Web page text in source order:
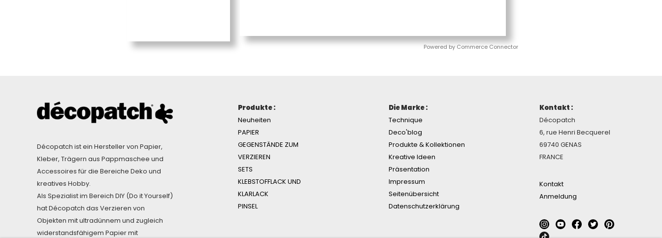
Powered by Commerce Connector
Décopatch ist ein Hersteller von Papier,
Kleber, Trägern aus Pappmaschee und
Accessoires für die Bereiche Deko und
kreatives Hobby.
Als Spezialist im Bereich DIY (Do it Yourself)
hat Décopatch das Verzieren von
Objekten mit ultradünnem und zugleich
widerstandsfähigem Papier mit
Produkte :
Neuheiten
PAPIER
GEGENSTÄNDE ZUM
VERZIEREN
SETS
KLEBSTOFFLACK UND
KLARLACK
PINSEL
Die Marke :
Technique
Deco'blog
Produkte & Kollektionen
Kreative Ideen
Präsentation
Impressum
Seitenübersicht
Datenschutzerklärung
Kontakt :
Décopatch
6, rue Henri Becquerel
69740 GENAS
FRANCE
Kontakt
Anmeldung